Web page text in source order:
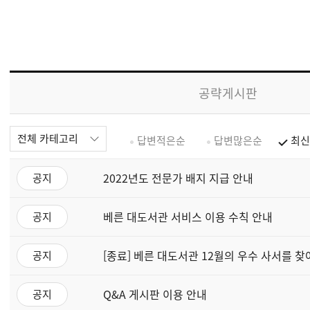
공략게시판
전체 카테고리 답변적은순 답변많은순 최
공지 2022년도 전문가 배지 지급 안내
공지 베른 대도서관 서비스 이용 수칙 안내
공지 [종료] 베른 대도서관 12월의 우수 사서를 찾
공지 Q&A 게시판 이용 안내